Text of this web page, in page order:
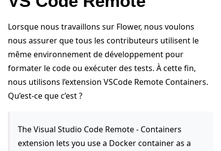
Lorsque nous travaillons sur Flower, nous voulons
nous assurer que tous les contributeurs utilisent le
même environnement de développement pour
formater le code ou exécuter des tests. À cette fin,
nous utilisons l’extension VSCode Remote Containers.
Qu’est-ce que c’est ?
The Visual Studio Code Remote - Containers
extension lets you use a Docker container as a